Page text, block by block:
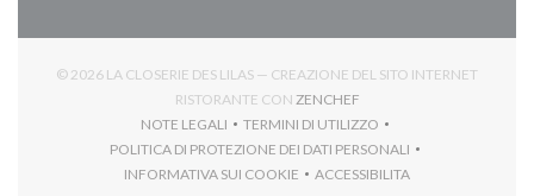
© 2026 LA CLOSERIE DES LILAS — CREAZIONE DEL SITO INTERNET
RISTORANTE CON ZENCHEF((APRE UNA NUOVA
NOTE LEGALI
((APRE UNA NUOVA FINESTRA))
TERMINI DI UTILIZZO
((APRE UNA NUOVA FINESTRA))
POLITICA DI PROTEZIONE DEI DATI PERSONALI
((APRE UNA NUOVA FINESTRA))
INFORMATIVA SUI COOKIE
((APRE UNA NUOVA FINESTRA))
ACCESSIBILITA
((APRE UNA NUOVA